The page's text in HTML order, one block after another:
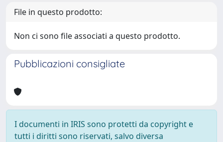
File in questo prodotto:
Non ci sono file associati a questo prodotto.
Pubblicazioni consigliate
I documenti in IRIS sono protetti da copyright e
tutti i diritti sono riservati, salvo diversa